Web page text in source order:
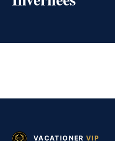
VACATIONER VIP